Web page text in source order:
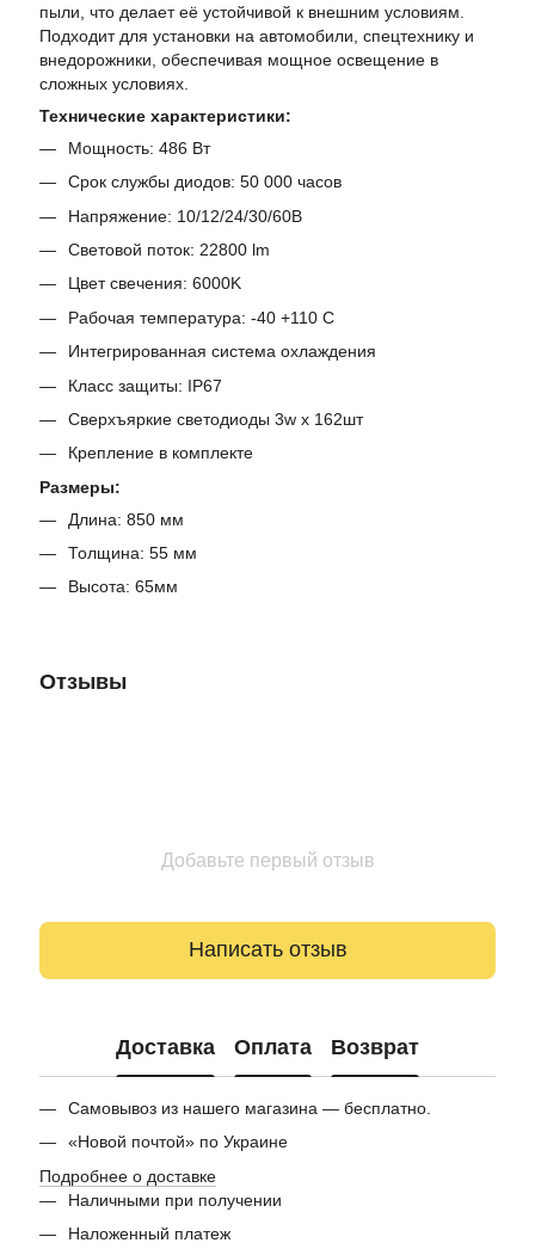
пыли, что делает её устойчивой к внешним условиям.
Подходит для установки на автомобили, спецтехнику и
внедорожники, обеспечивая мощное освещение в
сложных условиях.
Технические характеристики:
Мощность: 486 Вт
Срок службы диодов: 50 000 часов
Напряжение: 10/12/24/30/60В
Световой поток: 22800 lm
Цвет свечения: 6000K
Рабочая температура: -40 +110 C
Интегрированная система охлаждения
Класс защиты: IP67
Сверхъяркие светодиоды 3w x 162шт
Крепление в комплекте
Размеры:
Длина: 850 мм
Толщина: 55 мм
Высота: 65мм
Отзывы
Добавьте первый отзыв
Написать отзыв
Доставка Оплата Возврат
Самовывоз из нашего магазина — бесплатно.
«Новой почтой» по Украине
Подробнее о доставке
Наличными при получении
Наложенный платеж